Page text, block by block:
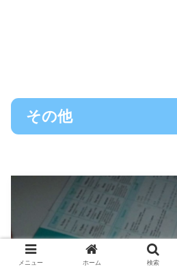
その他
メニュー ホーム 検索